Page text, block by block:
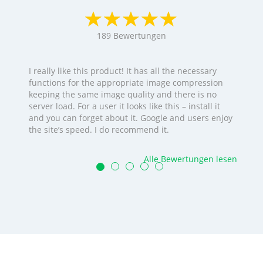
189 Bewertungen
I really like this product! It has all the necessary
functions for the appropriate image compression
keeping the same image quality and there is no
server load. For a user it looks like this – install it
and you can forget about it. Google and users enjoy
the site’s speed. I do recommend it.
Alle Bewertungen lesen